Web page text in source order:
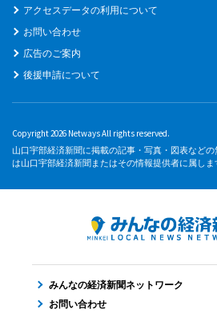
アクセスデータの利用について
お問い合わせ
広告のご案内
後援申請について
Copyright 2026 Netways All rights reserved.
山口宇部経済新聞に掲載の記事・写真・図表など
は山口宇部経済新聞またはその情報提供者に属しま
みんなの経済新聞ネットワーク
お問い合わせ